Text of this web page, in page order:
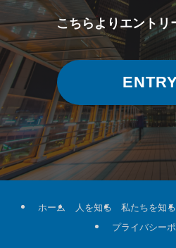
こちらよりエントリ
ENTRY
ホーム 人を知る 私たちを知る
プライバシー